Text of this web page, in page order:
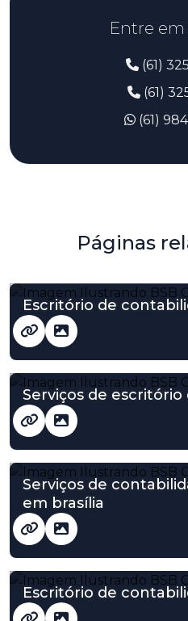
Entre
(61)
(61)
(61)
Páginas
Escritório de
Serviços de
Serviços de
em brasília
Escritório de